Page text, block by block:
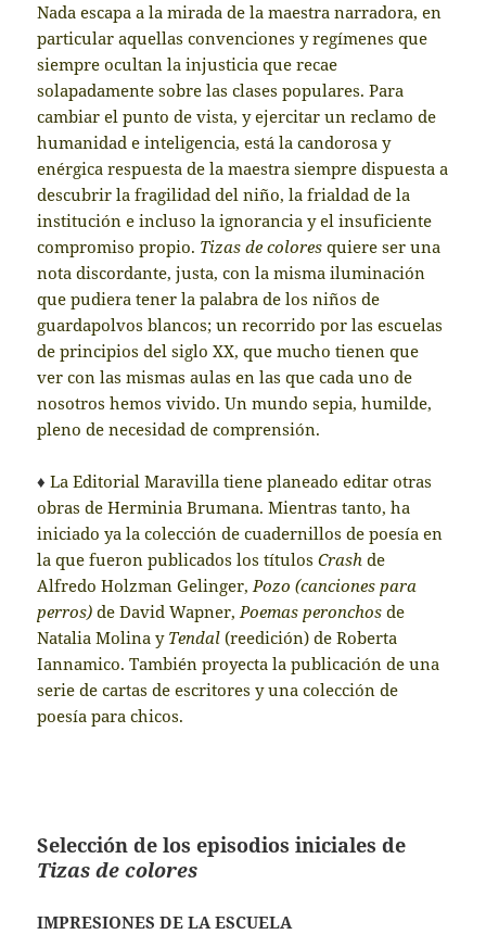
Nada escapa a la mirada de la maestra narradora, en
particular aquellas convenciones y regímenes que
siempre ocultan la injusticia que recae
solapadamente sobre las clases populares. Para
cambiar el punto de vista, y ejercitar un reclamo de
humanidad e inteligencia, está la candorosa y
enérgica respuesta de la maestra siempre dispuesta a
descubrir la fragilidad del niño, la frialdad de la
institución e incluso la ignorancia y el insuficiente
compromiso propio. Tizas de colores quiere ser una
nota discordante, justa, con la misma iluminación
que pudiera tener la palabra de los niños de
guardapolvos blancos; un recorrido por las escuelas
de principios del siglo XX, que mucho tienen que
ver con las mismas aulas en las que cada uno de
nosotros hemos vivido. Un mundo sepia, humilde,
pleno de necesidad de comprensión.
♦La Editorial Maravilla tiene planeado editar otras
obras de Herminia Brumana. Mientras tanto, ha
iniciado ya la colección de cuadernillos de poesía en
la que fueron publicados los títulos Crash de
Alfredo Holzman Gelinger, Pozo (canciones para
perros) de David Wapner, Poemas peronchos de
Natalia Molina y Tendal (reedición) de Roberta
Iannamico. También proyecta la publicación de una
serie de cartas de escritores y una colección de
poesía para chicos.
Selección de los episodios iniciales de
Tizas de colores
IMPRESIONES DE LA ESCUELA